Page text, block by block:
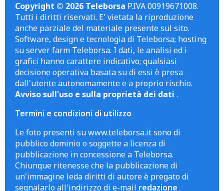
Copyright © 2026 Teleborsa P.IVA 00919671008.
Tutti i diritti riservati. E' vietata la riproduzione
anche parziale del materiale presente sul sito.
Software, design e tecnologia di Teleborsa; hosting
su server farm Teleborsa. I dati, le analisi ed i
grafici hanno carattere indicativo; qualsiasi
decisione operativa basata su di essi è presa
dall'utente autonomamente e a proprio rischio.
Avviso sull'uso e sulla proprietà dei dati .
Termini e condizioni di utilizzo
Le foto presenti su www.teleborsa.it sono di
pubblico dominio o soggette a licenza di
pubblicazione in concessione a Teleborsa.
Chiunque ritenesse che la pubblicazione di
un'immagine leda diritti di autore è pregato di
segnalarlo all'indirizzo di e-mail redazione